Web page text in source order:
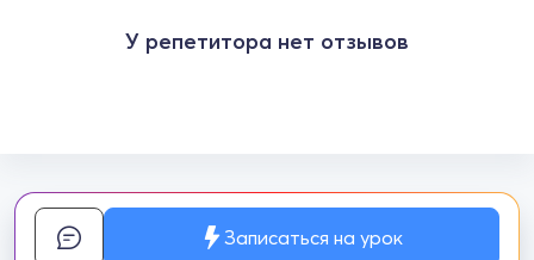
У репетитора нет отзывов
Записаться на урок